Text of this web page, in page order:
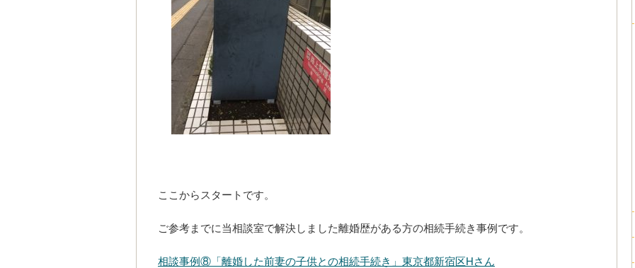
ここからスタートです。
ご参考までに当相談室で解決しました離婚歴がある方の相続手続き事例です。
相談事例⑧「離婚した前妻の子供との相続手続き」東京都新宿区Hさん